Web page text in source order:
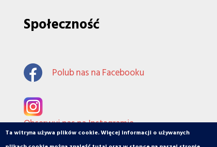
Ta witryna używa plików cookie. Więcej informacji o używanych
Społeczność
Polub nas na Facebooku
Obserwuj nas na Instagramie